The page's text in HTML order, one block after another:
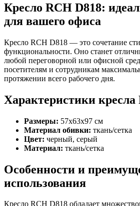
Кресло RCH D818:
для вашего офиса
Кресло RCH D818 — это сочетание
функциональности. Оно станет
любой переговорной или офисной
посетителям и сотрудникам
протяжении всего рабочего дня.
Характеристики кресла
Размеры: 57х63х97 см
Материал обивки: ткань/сетка
Цвет: черный, серый
Материал: ткань/сетка
Особенности и
использования
Кресло RCH D818 обладает